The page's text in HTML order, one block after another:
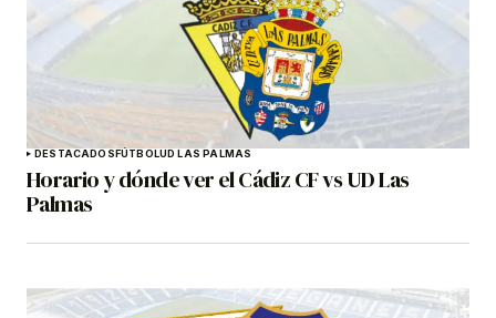
DESTACADOSFÚTBOLUD LAS PALMAS
Horario y dónde ver el Cádiz CF vs UD Las
Palmas